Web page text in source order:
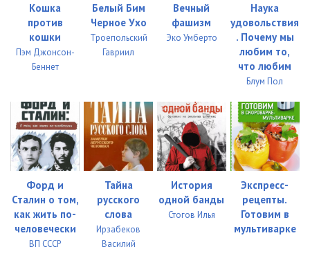
Кошка
против
кошки
Пэм Джонсон-
Беннет
Белый Бим
Черное Ухо
Троепольский
Гавриил
Вечный
фашизм
Эко Умберто
Наука
удовольствия
. Почему мы
любим то,
что любим
Блум Пол
Форд и
Сталин о том,
как жить по-
человечески
ВП СССР
Тайна
русского
слова
Ирзабеков
Василий
История
одной банды
Стогов Илья
Экспресс-
рецепты.
Готовим в
мультиварке